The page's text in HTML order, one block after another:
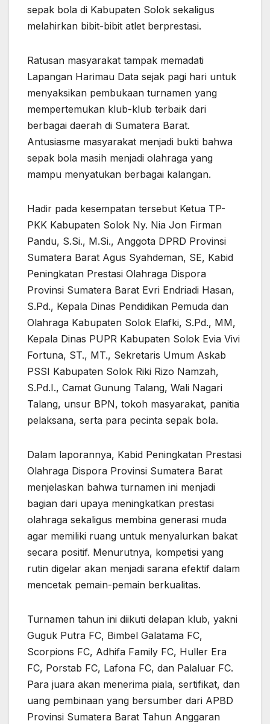
sepak bola di Kabupaten Solok sekaligus
melahirkan bibit-bibit atlet berprestasi.
Ratusan masyarakat tampak memadati
Lapangan Harimau Data sejak pagi hari untuk
menyaksikan pembukaan turnamen yang
mempertemukan klub-klub terbaik dari
berbagai daerah di Sumatera Barat.
Antusiasme masyarakat menjadi bukti bahwa
sepak bola masih menjadi olahraga yang
mampu menyatukan berbagai kalangan.
Hadir pada kesempatan tersebut Ketua TP-
PKK Kabupaten Solok Ny. Nia Jon Firman
Pandu, S.Si., M.Si., Anggota DPRD Provinsi
Sumatera Barat Agus Syahdeman, SE, Kabid
Peningkatan Prestasi Olahraga Dispora
Provinsi Sumatera Barat Evri Endriadi Hasan,
S.Pd., Kepala Dinas Pendidikan Pemuda dan
Olahraga Kabupaten Solok Elafki, S.Pd., MM,
Kepala Dinas PUPR Kabupaten Solok Evia Vivi
Fortuna, ST., MT., Sekretaris Umum Askab
PSSI Kabupaten Solok Riki Rizo Namzah,
S.Pd.I., Camat Gunung Talang, Wali Nagari
Talang, unsur BPN, tokoh masyarakat, panitia
pelaksana, serta para pecinta sepak bola.
Dalam laporannya, Kabid Peningkatan Prestasi
Olahraga Dispora Provinsi Sumatera Barat
menjelaskan bahwa turnamen ini menjadi
bagian dari upaya meningkatkan prestasi
olahraga sekaligus membina generasi muda
agar memiliki ruang untuk menyalurkan bakat
secara positif. Menurutnya, kompetisi yang
rutin digelar akan menjadi sarana efektif dalam
mencetak pemain-pemain berkualitas.
Turnamen tahun ini diikuti delapan klub, yakni
Guguk Putra FC, Bimbel Galatama FC,
Scorpions FC, Adhifa Family FC, Huller Era
FC, Porstab FC, Lafona FC, dan Palaluar FC.
Para juara akan menerima piala, sertifikat, dan
uang pembinaan yang bersumber dari APBD
Provinsi Sumatera Barat Tahun Anggaran